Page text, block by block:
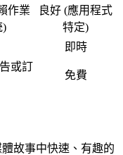
作業
)
良好 (應用程式
特定)
即時
或訂
免費
故事中快速、有趣的